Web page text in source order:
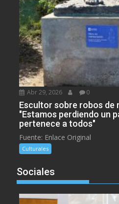
Abr 29, 2026 0
Escultor sobre robos de
"Estamos perdiendo un
pertenece a todos"
Fuente: Enlace Original
Culturales
Sociales